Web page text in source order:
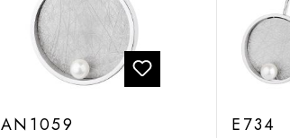
AN1059 E734